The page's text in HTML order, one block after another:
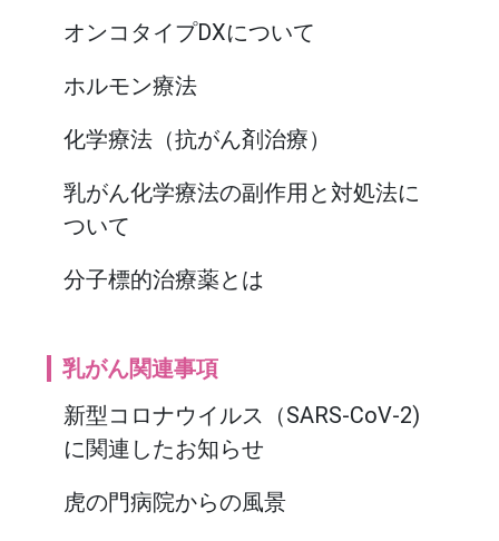
オンコタイプDXについて
ホルモン療法
化学療法（抗がん剤治療）
乳がん化学療法の副作用と対処法に
ついて
分子標的治療薬とは
乳がん関連事項
新型コロナウイルス（SARS-CoV-2)
に関連したお知らせ
虎の門病院からの風景